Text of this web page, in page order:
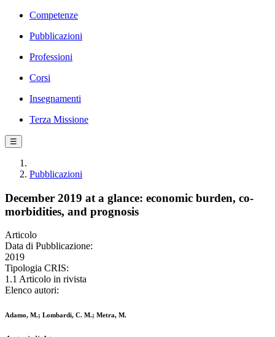
Competenze
Pubblicazioni
Professioni
Corsi
Insegnamenti
Terza Missione
☰
Pubblicazioni
December 2019 at a glance: economic burden, co-
morbidities, and prognosis
Articolo
Data di Pubblicazione:
2019
Tipologia CRIS:
1.1 Articolo in rivista
Elenco autori:
Adamo, M.; Lombardi, C. M.; Metra, M.